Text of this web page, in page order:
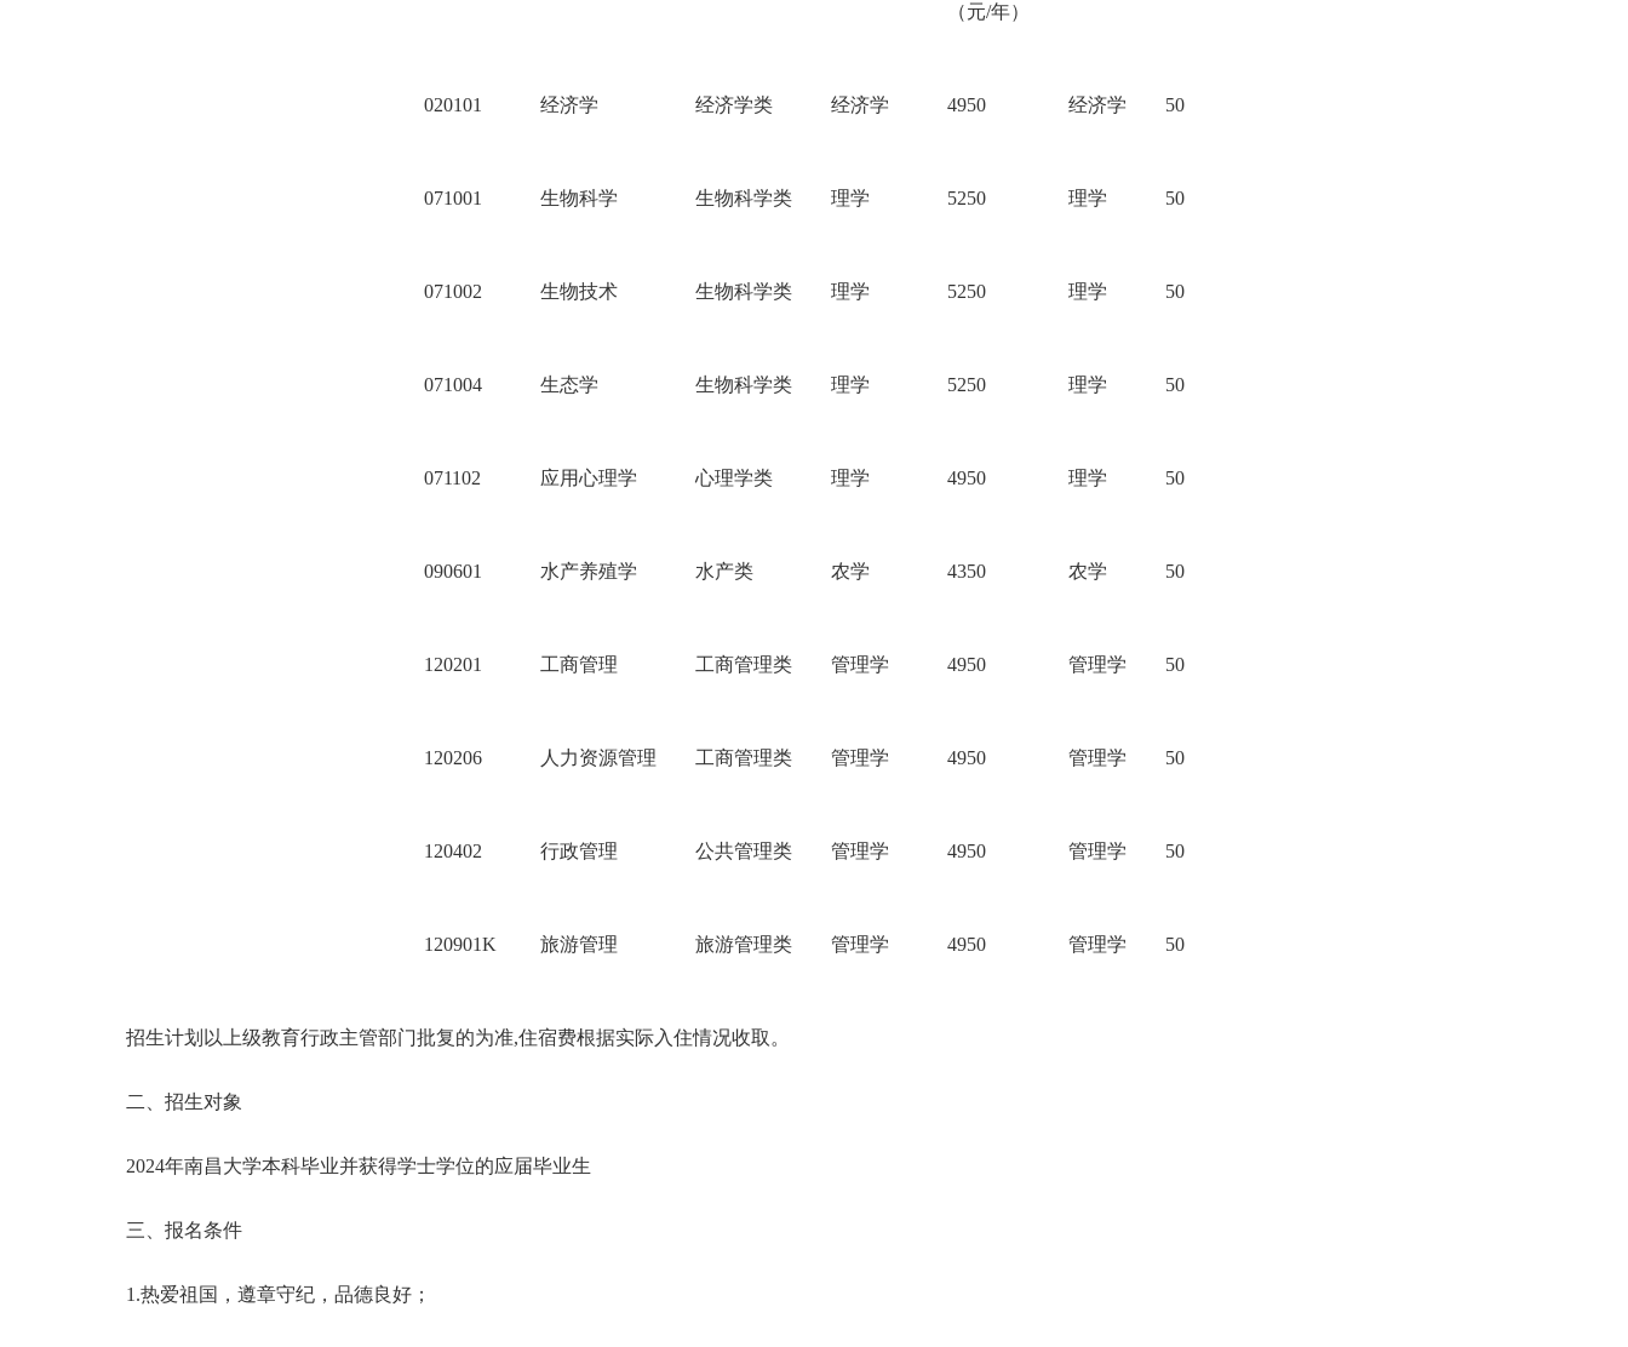
（元/年）
020101 经济学 经济学类 经济学 4950 经济学 50
071001 生物科学 生物科学类 理学 5250 理学 50
071002 生物技术 生物科学类 理学 5250 理学 50
071004 生态学 生物科学类 理学 5250 理学 50
071102 应用心理学 心理学类 理学 4950 理学 50
090601 水产养殖学 水产类 农学 4350 农学 50
120201 工商管理 工商管理类 管理学 4950 管理学 50
120206 人力资源管理 工商管理类 管理学 4950 管理学 50
120402 行政管理 公共管理类 管理学 4950 管理学 50
120901K 旅游管理 旅游管理类 管理学 4950 管理学 50
招生计划以上级教育行政主管部门批复的为准,住宿费根据实际入住情况收取。
二、招生对象
2024年南昌大学本科毕业并获得学士学位的应届毕业生
三、报名条件
1.热爱祖国，遵章守纪，品德良好；